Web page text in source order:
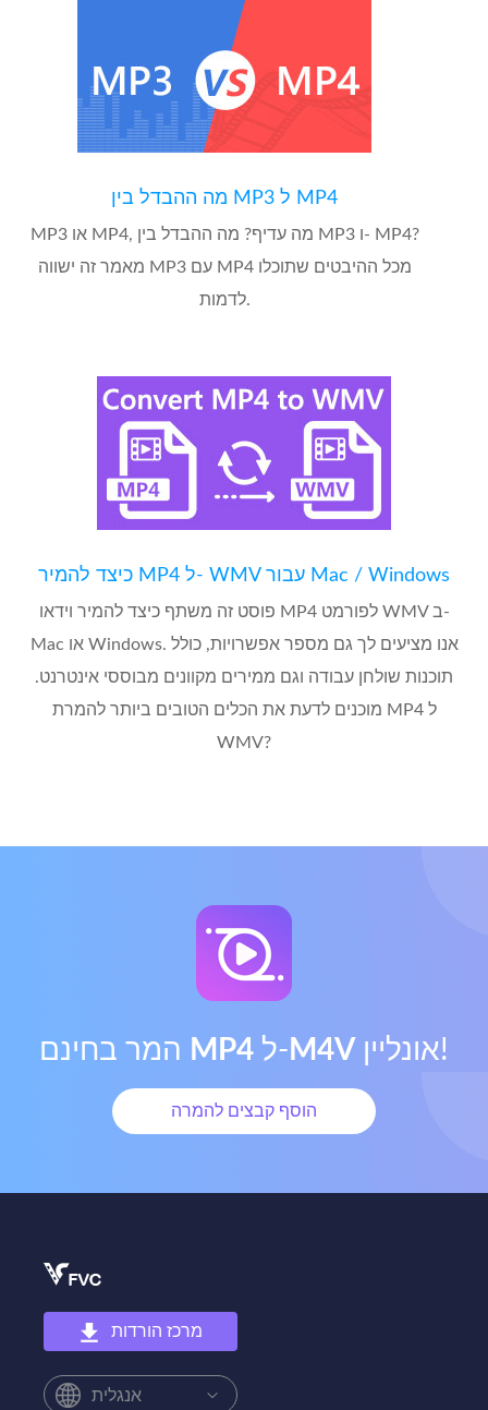
מה ההבדל בין MP3 ל MP4
MP3 או MP4, מה עדיף? מה ההבדל בין MP3 ו- MP4?
מאמר זה ישווה MP3 עם MP4 מכל ההיבטים שתוכלו
לדמות.
כיצד להמיר MP4 ל- WMV עבור Mac / Windows
פוסט זה משתף כיצד להמיר וידאו MP4 לפורמט WMV ב-
Mac או Windows. אנו מציעים לך גם מספר אפשרויות, כולל
תוכנות שולחן עבודה וגם ממירים מקוונים מבוססי אינטרנט.
מוכנים לדעת את הכלים הטובים ביותר להמרת MP4 ל
WMV?
MP4 ל‑ M4V אונליין!
הוסף קבצים להמרה
מרכז הורדות
אנגלית